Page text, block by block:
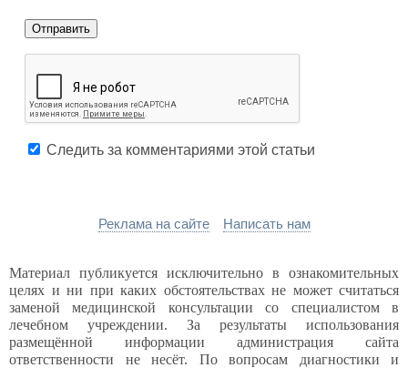
Следить за комментариями этой статьи
Реклама на сайте Написать нам
Материал публикуется исключительно в ознакомительных
целях и ни при каких обстоятельствах не может считаться
заменой медицинской консультации со специалистом в
лечебном учреждении. За результаты использования
размещённой информации администрация сайта
ответственности не несёт. По вопросам диагностики и